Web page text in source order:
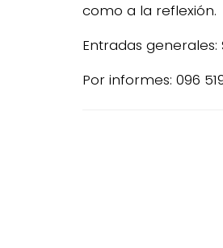
como a la reflexión.
Entradas generales:
Por informes: 096